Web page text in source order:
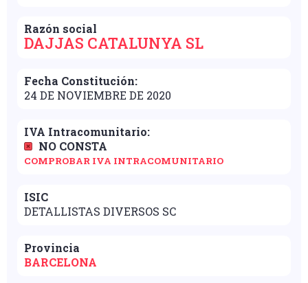
Razón social
DAJJAS CATALUNYA SL
Fecha Constitución:
24 DE NOVIEMBRE DE 2020
IVA Intracomunitario:
NO CONSTA
COMPROBAR IVA INTRACOMUNITARIO
ISIC
DETALLISTAS DIVERSOS SC
Provincia
BARCELONA